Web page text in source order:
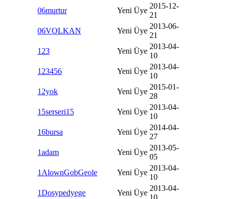
06murtur
Yeni Üye
2015-12-
21
06VOLKAN
Yeni Üye
2013-06-
21
123
Yeni Üye
2013-04-
10
123456
Yeni Üye
2013-04-
10
12yok
Yeni Üye
2015-01-
28
15serseri15
Yeni Üye
2013-04-
10
16bursa
Yeni Üye
2014-04-
27
1adam
Yeni Üye
2013-05-
05
1AlownGobGeole
Yeni Üye
2013-04-
10
1Dosypedyege
Yeni Üye
2013-04-